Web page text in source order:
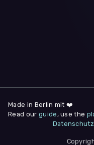
deine Zustimmung
am Seitenende
Nur
Made in Berlin mit ❤️
Read our guide , use the